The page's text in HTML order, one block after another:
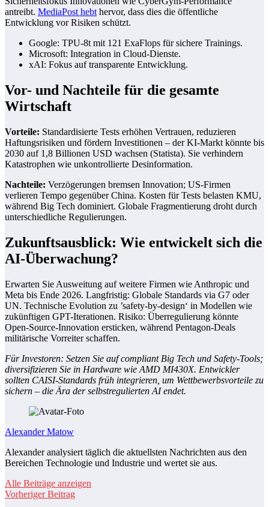
antreibt. MediaPost hebt hervor, dass dies die öffentliche
Entwicklung vor Risiken schützt.
Google: TPU-8t mit 121 ExaFlops für sichere Trainings.
Microsoft: Integration in Cloud-Dienste.
xAI: Fokus auf transparente Entwicklung.
Vor- und Nachteile für die gesamte
Wirtschaft
Vorteile: Standardisierte Tests erhöhen Vertrauen, reduzieren
Haftungsrisiken und fördern Investitionen – der KI-Markt könnte bis
2030 auf 1,8 Billionen USD wachsen (Statista). Sie verhindern
Katastrophen wie unkontrollierte Desinformation.
Nachteile: Verzögerungen bremsen Innovation; US-Firmen
verlieren Tempo gegenüber China. Kosten für Tests belasten KMU,
während Big Tech dominiert. Globale Fragmentierung droht durch
unterschiedliche Regulierungen.
Zukunftsausblick: Wie entwickelt sich die
AI-Überwachung?
Erwarten Sie Ausweitung auf weitere Firmen wie Anthropic und
Meta bis Ende 2026. Langfristig: Globale Standards via G7 oder
UN. Technische Evolution zu ’safety-by-design‘ in Modellen wie
zukünftigen GPT-Iterationen. Risiko: Überregulierung könnte
Open-Source-Innovation ersticken, während Pentagon-Deals
militärische Vorreiter schaffen.
Für Investoren: Setzen Sie auf compliant Big Tech und Safety-Tools;
diversifizieren Sie in Hardware wie AMD MI430X. Entwickler
sollten CAISI-Standards früh integrieren, um Wettbewerbsvorteile zu
sichern – die Ära der selbstregulierten AI endet.
Alexander Matow
Alexander analysiert täglich die aktuellsten Nachrichten aus den
Bereichen Technologie und Industrie und wertet sie aus.
Alle Beiträge anzeigen
Vorheriger Beitrag